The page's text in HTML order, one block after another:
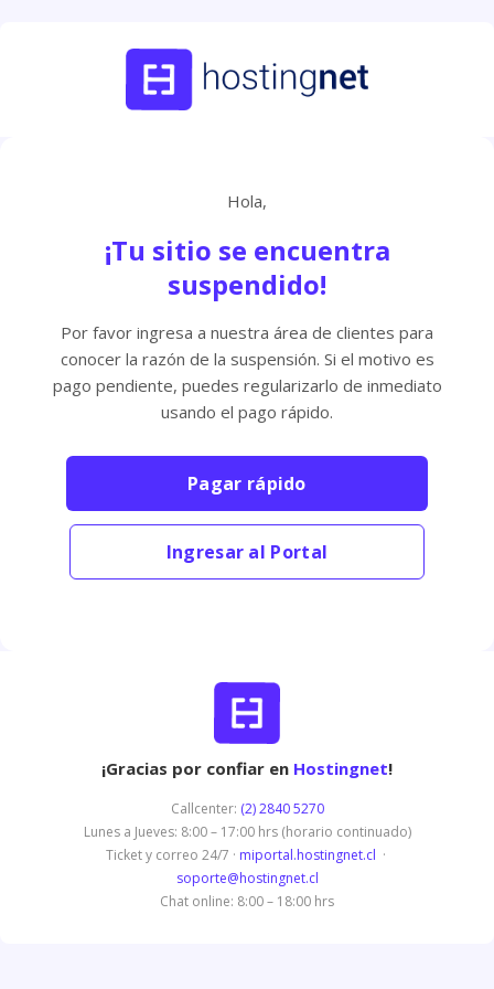
Hola,
¡Tu sitio se encuentra
suspendido!
Por favor ingresa a nuestra área de clientes para
conocer la razón de la suspensión. Si el motivo es
pago pendiente, puedes regularizarlo de inmediato
usando el pago rápido.
Pagar rápido
Ingresar al Portal
¡Gracias por confiar en Hostingnet!
Callcenter: (2) 2840 5270
Lunes a Jueves: 8:00 – 17:00 hrs (horario continuado)
Ticket y correo 24/7 · miportal.hostingnet.cl ·
soporte@hostingnet.cl
Chat online: 8:00 – 18:00 hrs